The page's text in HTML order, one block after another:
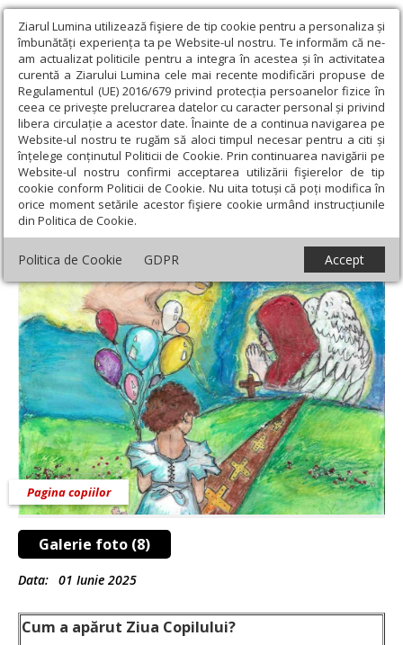
Ziarul Lumina utilizează fişiere de tip cookie pentru a personaliza și
îmbunătăți experiența ta pe Website-ul nostru. Te informăm că ne-
am actualizat politicile pentru a integra în acestea și în activitatea
curentă a Ziarului Lumina cele mai recente modificări propuse de
Regulamentul (UE) 2016/679 privind protecția persoanelor fizice în
ceea ce privește prelucrarea datelor cu caracter personal și privind
libera circulație a acestor date. Înainte de a continua navigarea pe
Website-ul nostru te rugăm să aloci timpul necesar pentru a citi și
înțelege conținutul Politicii de Cookie. Prin continuarea navigării pe
Website-ul nostru confirmi acceptarea utilizării fişierelor de tip
cookie conform Politicii de Cookie. Nu uita totuși că poți modifica în
orice moment setările acestor fişiere cookie urmând instrucțiunile
din Politica de Cookie.
Politica de Cookie GDPR Accept
Ziarul Lumina › Educaţie și Cultură › Pagina copiilor › Ziua în
care toate orașele și satele sunt pline de zâmbete și de bucurie
Ziua în care toate orașele și satele sunt
pline de zâmbete și de bucurie
Galerie foto (8)
Pagina copiilor
Data: 01 Iunie 2025
Cum a apărut Ziua Copilului?